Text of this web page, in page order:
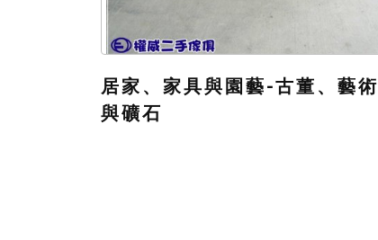
居家、家具與園藝-古董、藝術
與礦石